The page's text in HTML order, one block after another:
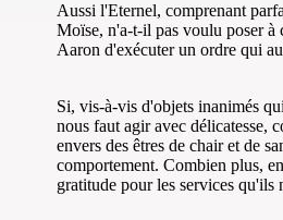
Aussi l'Eternel, comprenant
Moïse, n'a-t-il pas voulu poser à
Aaron d'exécuter un ordre qui
Si, vis-à-vis d'objets inanimés
nous faut agir avec délicatesse,
envers des êtres de chair et de
comportement. Combien plus,
gratitude pour les services qu'ils